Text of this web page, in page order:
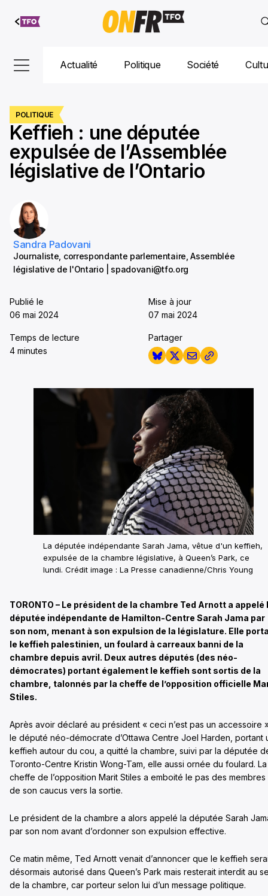
Aller au
contenu
Actualité Politique Société
POLITIQUE
Keffieh : une députée
expulsée de l’Assemblée
législative de l’Ontario
Sandra Padovani
Journaliste, correspondante parlementaire, Assemblée
législative de l'Ontario | spadovani@tfo.org
Publié le
06 mai 2024
Mise à jour
07 mai 2024
Temps de lecture
4 minutes
Partager
La députée indépendante Sarah Jama, vêtue d'un keffieh,
expulsée de la chambre législative, à Queen’s Park, ce
lundi. Crédit image : La Presse canadienne/Chris Young
TORONTO – Le président de la chambre Ted Arnott a appelé
députée indépendante de Hamilton-Centre Sarah Jama par
son nom, menant à son expulsion de la législature. Elle
le keffieh palestinien, un foulard à carreaux banni de la
chambre depuis avril. Deux autres députés (des néo-
démocrates) portant également le keffieh sont sortis de la
chambre, talonnés par la cheffe de l’opposition officielle
Stiles.
Après avoir déclaré au président « ceci n’est pas un accessoire
le député néo-démocrate d’Ottawa Centre Joel Harden, portant
keffieh autour du cou, a quitté la chambre, suivi par la députée
Toronto-Centre Kristin Wong-Tam, elle aussi ornée du foulard. La
cheffe de l’opposition Marit Stiles a emboité le pas des membres
de son caucus vers la sortie.
Le président de la chambre a alors appelé la députée Sarah
par son nom avant d’ordonner son expulsion effective.
Ce matin même, Ted Arnott venait d’annoncer que le keffieh
désormais autorisé dans Queen’s Park mais resterait interdit au
de la chambre, car porteur selon lui d’un message politique.